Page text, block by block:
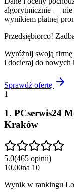
algorytmicznie — nie
wynikiem płatnej
Przedsiębiorco!
Wyróżnij swoją
i docieraj do nowych
Sprawdź ofertę
1
1. PCserwis24
Kraków
5.0(465 opinii)
10.00na 10
Wynik w rankingu